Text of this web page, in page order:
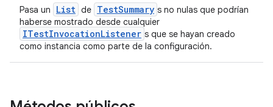
Pasa un List de TestSummary s no nulas que podrían
haberse mostrado desde cualquier
ITestInvocationListener s que se hayan creado
como instancia como parte de la configuración.